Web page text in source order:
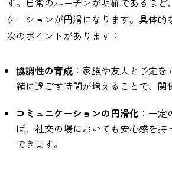
ケーションが円滑になります。具体的
次のポイントがあります：
協調性の育成 ：家族や友人と予定
緒に過ごす時間が増えることで、関
コミュニケーションの円滑化 ：一
ば、社交の場においても安心感を
できます。